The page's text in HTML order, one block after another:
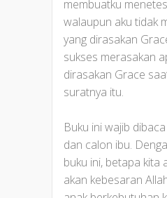
membuatku
walaupun aku tidak
yang dirasakan
sukses merasakan
dirasakan Grace
suratnya itu.
Buku ini wajib
dan calon ibu.
buku ini, betapa kita
akan kebesaran